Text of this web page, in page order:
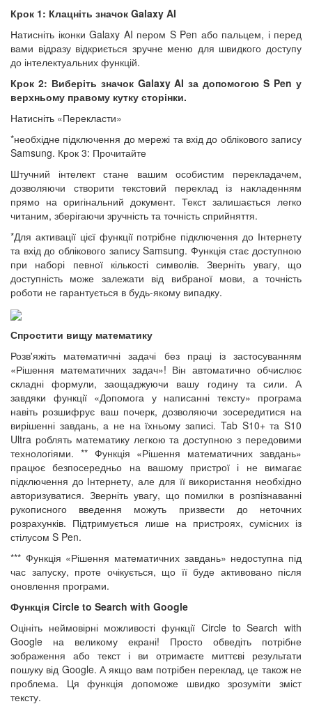
Крок 1: Клацніть значок Galaxy AI
Натисніть іконки Galaxy AI пером S Pen або пальцем, і перед
вами відразу відкриється зручне меню для швидкого доступу
до інтелектуальних функцій.
Крок 2: Виберіть значок Galaxy AI за допомогою S Pen у
верхньому правому кутку сторінки.
Натисніть «Перекласти»
*необхідне підключення до мережі та вхід до облікового запису
Samsung. Крок 3: Прочитайте
Штучний інтелект стане вашим особистим перекладачем,
дозволяючи створити текстовий переклад із накладенням
прямо на оригінальний документ. Текст залишається легко
читаним, зберігаючи зручність та точність сприйняття.
*Для активації цієї функції потрібне підключення до Інтернету
та вхід до облікового запису Samsung. Функція стає доступною
при наборі певної кількості символів. Зверніть увагу, що
доступність може залежати від вибраної мови, а точність
роботи не гарантується в будь-якому випадку.
Спростити вищу математику
Розв'яжіть математичні задачі без праці із застосуванням
«Рішення математичних задач»! Він автоматично обчислює
складні формули, заощаджуючи вашу годину та сили. А
завдяки функції «Допомога у написанні тексту» програма
навіть розшифрує ваш почерк, дозволяючи зосередитися на
вирішенні завдань, а не на їхньому записі. Tab S10+ та S10
Ultra роблять математику легкою та доступною з передовими
технологіями. ** Функція «Рішення математичних завдань»
працює безпосередньо на вашому пристрої і не вимагає
підключення до Інтернету, але для її використання необхідно
авторизуватися. Зверніть увагу, що помилки в розпізнаванні
рукописного введення можуть призвести до неточних
розрахунків. Підтримується лише на пристроях, сумісних із
стілусом S Pen.
*** Функція «Рішення математичних завдань» недоступна під
час запуску, проте очікується, що її буде активовано після
оновлення програми.
Функція Circle to Search with Google
Оцініть неймовірні можливості функції Circle to Search with
Google на великому екрані! Просто обведіть потрібне
зображення або текст і ви отримаєте миттєві результати
пошуку від Google. А якщо вам потрібен переклад, це також не
проблема. Ця функція допоможе швидко зрозуміти зміст
тексту.